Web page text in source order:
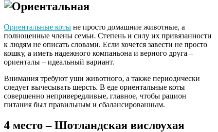
Ориентальные коты не просто домашние животные, а
полноценные члены семьи. Степень и силу их привязанности
к людям не описать словами. Если хочется завести не просто
кошку, а иметь надежного компаньона и верного друга –
ориенталы – идеальный вариант.
Внимания требуют уши животного, а также периодически
следует вычесывать шерсть. В еде ориентальные коты
совершенно непривередливые, главное, чтобы рацион
питания был правильным и сбалансированным.
4 место – Шотландская вислоухая